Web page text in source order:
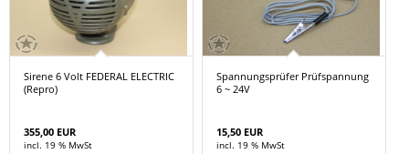
Sirene 6 Volt FEDERAL ELECTRIC
(Repro)
355,00 EUR
incl. 19 % MwSt
Spannungsprüfer Prüfspannung
6 ~ 24V
15,50 EUR
incl. 19 % MwSt